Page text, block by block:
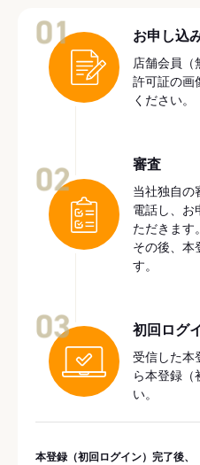
お申し込
店舗会員（
許可証の画
ください。
審査
当社独自の
電話し、お
ただきます。
その後、本
す。
初回ログ
受信した本
ら本登録（
い。
本登録（初回ログイン）完了後、